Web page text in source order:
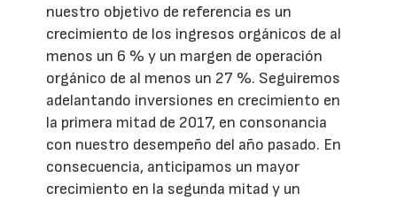
nuestro objetivo de referencia es un
crecimiento de los ingresos orgánicos de al
menos un 6 % y un margen de operación
orgánico de al menos un 27 %. Seguiremos
adelantando inversiones en crecimiento en
la primera mitad de 2017, en consonancia
con nuestro desempeño del año pasado. En
consecuencia, anticipamos un mayor
crecimiento en la segunda mitad y un